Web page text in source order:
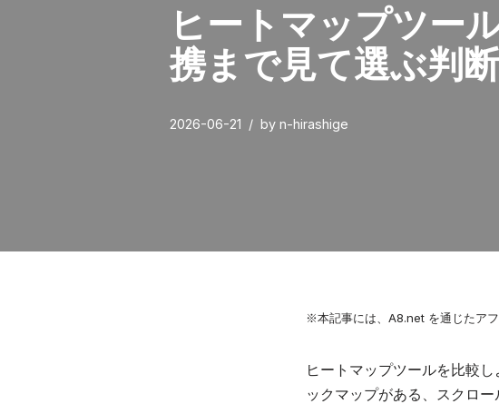
ヒートマップツー
携まで見て選ぶ判
2026-06-21 by n-hirashige
※本記事には、A8.net を通じたア
ヒートマップツールを比較
ックマップがある、スクロ